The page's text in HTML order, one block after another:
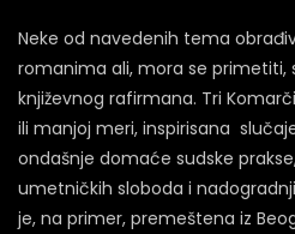
Neke od navedenih tema
romanima ali, mora se primetiti,
književnog rafirmana. Tri
ili manjoj meri, inspirisana
ondašnje domaće sudske
umetničkih sloboda i
je, na primer, premeštena iz